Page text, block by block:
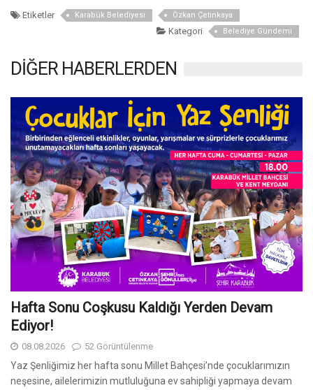
Etiketler Karabük Belediyesi Özkan Çetinkaya
Kategori Belediye Gündemi
DİĞER HABERLERDEN
Hafta Sonu Coşkusu Kaldığı Yerden Devam
Ediyor!
08.08.2026 52 Görüntülenme
Yaz Şenliğimiz her hafta sonu Millet Bahçesi’nde çocuklarımızın
neşesine, ailelerimizin mutluluğuna ev sahipliği yapmaya devam